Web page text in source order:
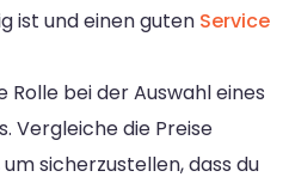
ist und einen guten Service
Rolle bei der Auswahl eines
Vergleiche die Preise
sicherzustellen, dass du